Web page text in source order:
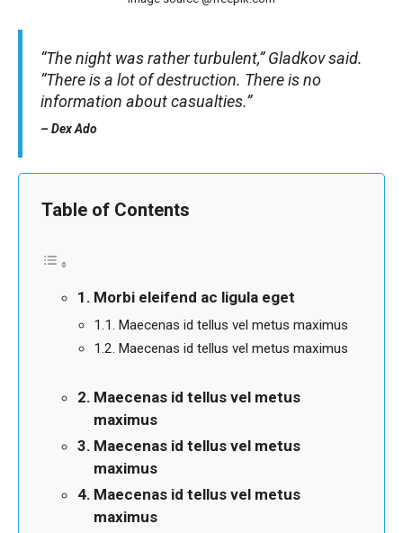
“The night was rather turbulent,” Gladkov said.
“There is a lot of destruction. There is no
information about casualties.”
– Dex Ado
Table of Contents
Morbi eleifend ac ligula eget
Maecenas id tellus vel metus maximus
Maecenas id tellus vel metus maximus
Maecenas id tellus vel metus
maximus
Maecenas id tellus vel metus
maximus
Maecenas id tellus vel metus
maximus